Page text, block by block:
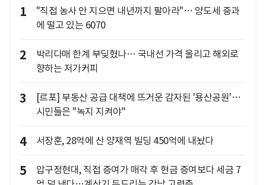
1
"직접 농사 안 지으면 내년까지 팔아라"… 양도세 중과
에 떨고 있는 6070
2
박리다매 한계 부딪혔나… 국내선 가격 올리고 해외로
향하는 저가커피
3
[르포] 부동산 공급 대책에 뜨거운 감자된 '용산공원'…
시민들은 "녹지 지켜야"
4 서장훈, 28억에 산 양재역 빌딩 450억에 내놨다
5
압구정현대, 직접 증여가 매각 후 현금 증여보다 세금 7